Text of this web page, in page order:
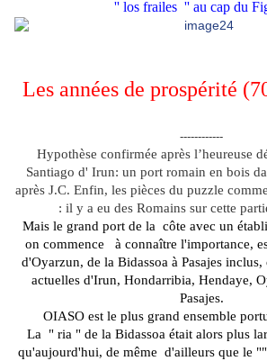
'' los frailes '' au cap du
Les années de prospérité
------------
Hypothèse confirmée après l’heureuse
Santiago d' Irun: un port romain en bois
après J.C. Enfin, les pièces du puzzle
: il y a eu des Romains sur cette
Mais le grand port de la côte avec un
on commence
à connaître l'importance,
d'Oyarzun, de la Bidassoa à Pasajes inclus,
actuelles d'Irun, Hondarribia, Hendaye,
Pasajes.
OIASO est le plus grand ensemble
La
" ria " de la Bidassoa était alors plus
qu'aujourd'hui, de même d'ailleurs que le